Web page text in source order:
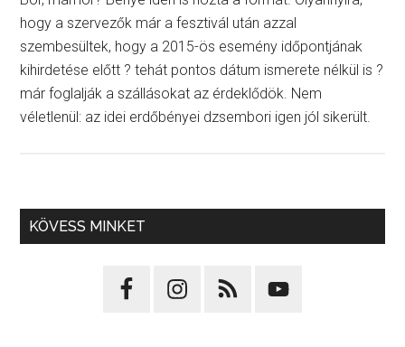
hogy a szervezők már a fesztivál után azzal
szembesültek, hogy a 2015-ös esemény időpontjának
kihirdetése előtt ? tehát pontos dátum ismerete nélkül is ?
már foglalják a szállásokat az érdeklődök. Nem
véletlenül: az idei erdőbényei dzsembori igen jól sikerült.
KÖVESS MINKET